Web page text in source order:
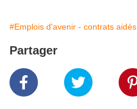
#Emplois d'avenir - contrats aidés
Partager